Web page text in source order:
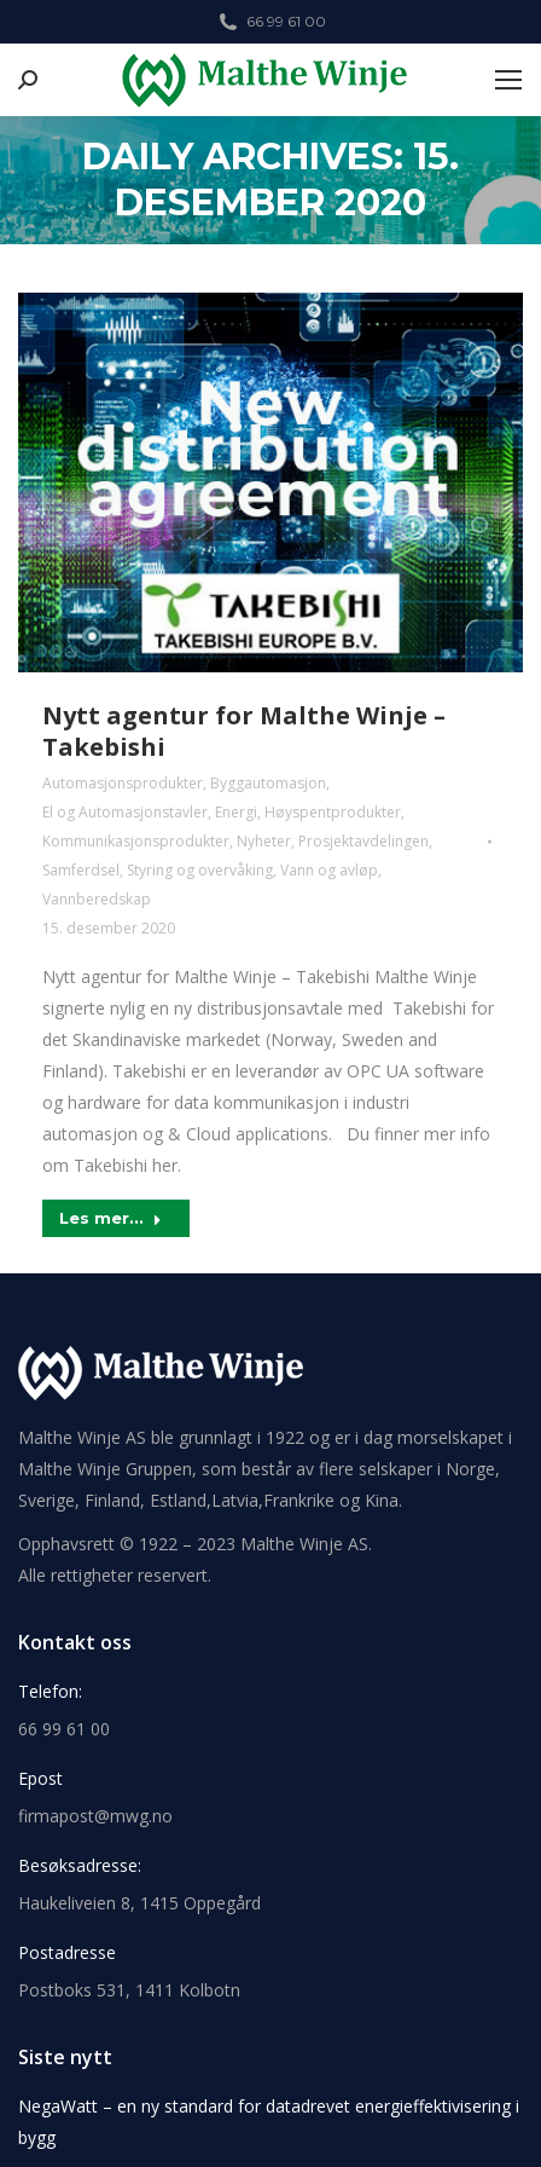
66 99 61 00
Search:
DAILY ARCHIVES: 15.
DESEMBER 2020
Nytt agentur for Malthe Winje –
Takebishi
Automasjonsprodukter, Byggautomasjon,
El og Automasjonstavler, Energi, Høyspentprodukter,
Kommunikasjonsprodukter, Nyheter, Prosjektavdelingen,
Samferdsel, Styring og overvåking, Vann og avløp,
Vannberedskap
15. desember 2020
Nytt agentur for Malthe Winje – Takebishi Malthe Winje
signerte nylig en ny distribusjonsavtale med Takebishi for
det Skandinaviske markedet (Norway, Sweden and
Finland). Takebishi er en leverandør av OPC UA software
og hardware for data kommunikasjon i industri
automasjon og & Cloud applications. Du finner mer info
om Takebishi her.
Les mer...
Malthe Winje AS ble grunnlagt i 1922 og er i dag morselskapet i
Malthe Winje Gruppen, som består av flere selskaper i Norge,
Sverige, Finland, Estland,Latvia,Frankrike og Kina.
Opphavsrett © 1922 – 2023 Malthe Winje AS.
Alle rettigheter reservert.
Kontakt oss
Telefon:
66 99 61 00
Epost
firmapost@mwg.no
Besøksadresse:
Haukeliveien 8, 1415 Oppegård
Postadresse
Postboks 531, 1411 Kolbotn
Siste nytt
NegaWatt – en ny standard for datadrevet energieffektivisering i
bygg